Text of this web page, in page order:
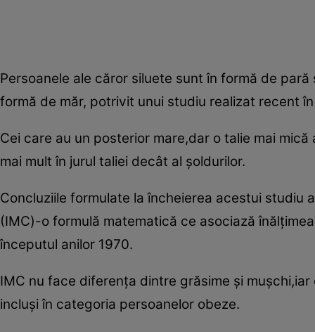
Persoanele ale căror siluete sunt în formă de
formă de măr, potrivit unui studiu realizat recent
Cei care au un posterior mare,dar o talie mai
mai mult în jurul taliei decât al şoldurilor.
Concluziile formulate la încheierea acestui studiu
(IMC)-o formulă matematică ce asociază
începutul anilor 1970.
IMC nu face diferenţa dintre grăsime şi
incluşi în categoria persoanelor obeze.